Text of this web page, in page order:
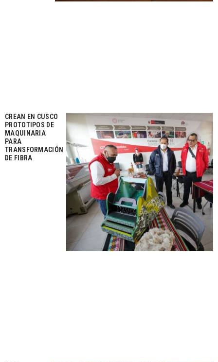
CREAN EN CUSCO
PROTOTIPOS DE
MAQUINARIA
PARA
TRANSFORMACIÓN
DE FIBRA